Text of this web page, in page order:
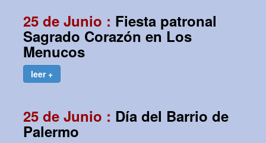
25 de Junio : Fiesta patronal
Sagrado Corazón en Los
Menucos
leer +
25 de Junio : Día del Barrio de
Palermo